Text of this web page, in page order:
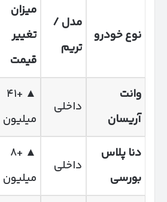
نوع خودرو
مدل /
تریم
میزان
تغییر
قیمت
وانت
آریسان
داخلی
▲ +۴۱
میلیون
دنا پلاس
بورسی
داخلی
▲ +۸
میلیون